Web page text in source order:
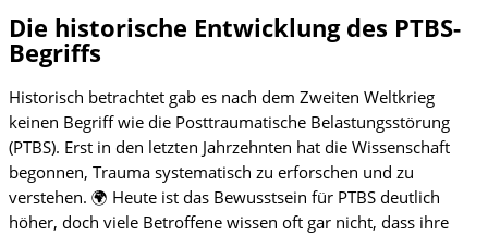
Die historische Entwicklung des PTBS-
Begriffs
Historisch betrachtet gab es nach dem Zweiten Weltkrieg
keinen Begriff wie die Posttraumatische Belastungsstörung
(PTBS). Erst in den letzten Jahrzehnten hat die Wissenschaft
begonnen, Trauma systematisch zu erforschen und zu
verstehen. 🌍 Heute ist das Bewusstsein für PTBS deutlich
höher, doch viele Betroffene wissen oft gar nicht, dass ihre